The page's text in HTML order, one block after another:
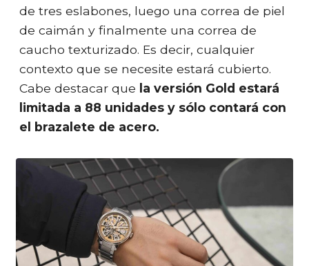
de tres eslabones, luego una correa de piel
de caimán y finalmente una correa de
caucho texturizado. Es decir, cualquier
contexto que se necesite estará cubierto.
Cabe destacar que la versión Gold estará
limitada a 88 unidades y sólo contará con
el brazalete de acero.